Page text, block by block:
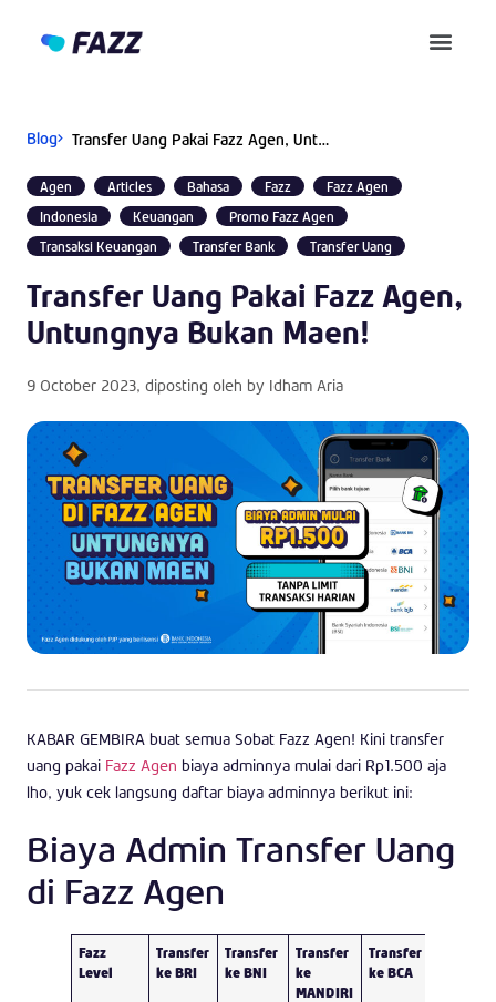
Blog Transfer Uang Pakai Fazz Agen, Untungnya Bukan Maen!
Agen Articles Bahasa Fazz
Fazz Agen
Indonesia
Keuangan
Promo Fazz Agen
Transaksi Keuangan
Transfer Bank Transfer Uang
Transfer Uang Pakai Fazz Agen,
Untungnya Bukan Maen!
9 October 2023, diposting oleh by Idham Aria
KABAR GEMBIRA buat semua Sobat Fazz Agen! Kini transfer
uang pakai Fazz Agen biaya adminnya mulai dari Rp1.500 aja
lho, yuk cek langsung daftar biaya adminnya berikut ini:
Biaya Admin Transfer Uang
di Fazz Agen
Fazz
Level
Transfer
ke BRI
Transfer
ke BNI
Transfer
ke
MANDIRI
Transfer
ke BCA